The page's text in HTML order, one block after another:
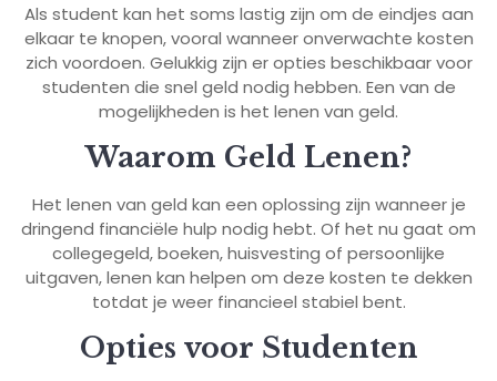
Als student kan het soms lastig zijn om de eindjes aan
elkaar te knopen, vooral wanneer onverwachte kosten
zich voordoen. Gelukkig zijn er opties beschikbaar voor
studenten die snel geld nodig hebben. Een van de
mogelijkheden is het lenen van geld.
Waarom Geld Lenen?
Het lenen van geld kan een oplossing zijn wanneer je
dringend financiële hulp nodig hebt. Of het nu gaat om
collegegeld, boeken, huisvesting of persoonlijke
uitgaven, lenen kan helpen om deze kosten te dekken
totdat je weer financieel stabiel bent.
Opties voor Studenten